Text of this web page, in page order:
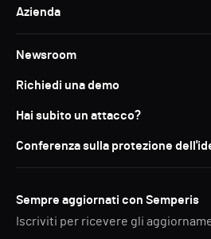
Azienda
Newsroom
Richiedi una demo
Hai subito un attacco?
Conferenza sulla protezione
Sempre aggiornati con Semperis
Iscriviti per ricevere gli